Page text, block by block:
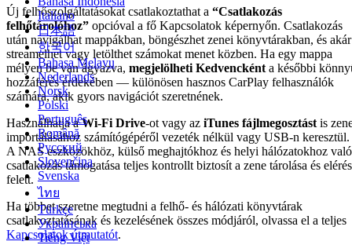
Italiano
日本語
한국어
Bahasa Melayu
Nederlands
Norsk
Polski
Português
Română
Русский
Slovenčina
Svenska
ไทย
Türkçe
Українська
Tiếng Việt
Új felhőszolgáltatásokat csatlakoztathat a “Csatlakozás
felhőtárolóhoz” opcióval a fő Kapcsolatok képernyőn. Csatlakozás
után navigálhat mappákban, böngészhet zenei könyvtárakban, és akár
streamelhet vagy letölthet számokat menet közben. Ha egy mappa
mélyen be van ágyazva, megjelölheti Kedvencként a későbbi
hozzáférés érdekében — különösen hasznos CarPlay felhasználók
számára, akik gyors navigációt szeretnének.
Használhatja aWi-Fi Drive-ot vagy az iTunes fájlmegosztást is
importálásához számítógépéről vezeték nélkül vagy USB-n keresztül.
A NAS eszközökhöz, külső meghajtókhoz és helyi hálózatokhoz való
csatlakozás támogatása teljes kontrollt biztosít a zene tárolása és
felett.
Ha többet szeretne megtudni a felhő- és hálózati könyvtárak
csatlakoztatásának és kezelésének összes módjáról, olvassa el a teljes
Kapcsolatok útmutatót.